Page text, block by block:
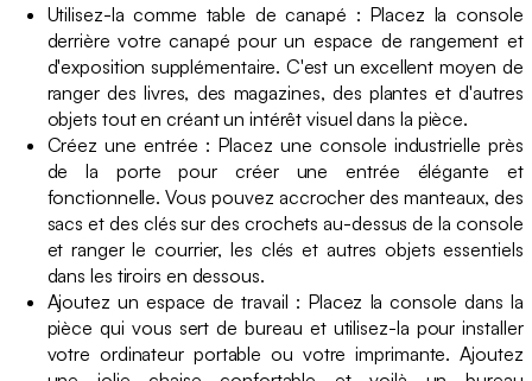
Utilisez-la comme table de canapé : Placez la console
derrière votre canapé pour un espace de rangement et
d'exposition supplémentaire. C'est un excellent moyen de
ranger des livres, des magazines, des plantes et d'autres
objets tout en créant un intérêt visuel dans la pièce.
Créez une entrée : Placez une console industrielle près
de la porte pour créer une entrée élégante et
fonctionnelle. Vous pouvez accrocher des manteaux, des
sacs et des clés sur des crochets au-dessus de la console
et ranger le courrier, les clés et autres objets essentiels
dans les tiroirs en dessous.
Ajoutez un espace de travail : Placez la console dans la
pièce qui vous sert de bureau et utilisez-la pour installer
votre ordinateur portable ou votre imprimante. Ajoutez